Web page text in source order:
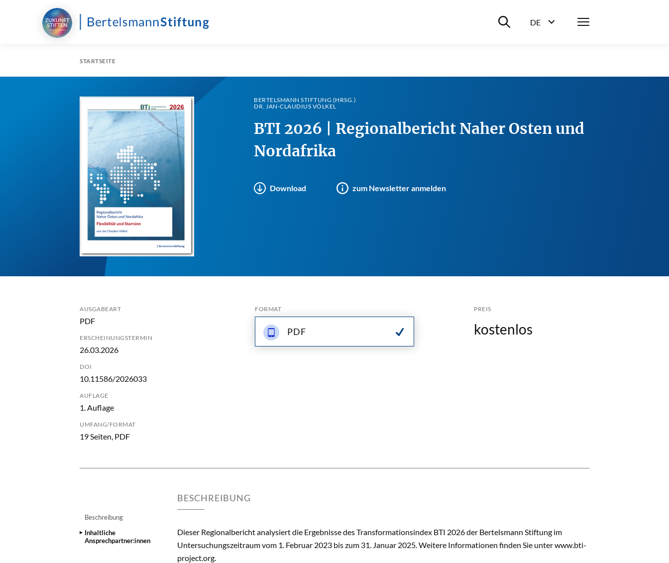
Suche ein-/ausblenden
DE
Menü
STARTSEITE
BERTELSMANN STIFTUNG (HRSG.)
DR. JAN-CLAUDIUS VÖLKEL
BTI 2026 | Regionalbericht Naher Osten und
Nordafrika
Download zum Newsletter anmelden
AUSGABEART
PDF
ERSCHEINUNGSTERMIN
26.03.2026
DOI
10.11586/2026033
AUFLAGE
1. Auflage
UMFANG/FORMAT
19 Seiten, PDF
FORMAT
PDF
PREIS
kostenlos
Beschreibung
Inhaltliche
Ansprechpartner:innen
BESCHREIBUNG
Dieser Regionalbericht analysiert die Ergebnisse des Transformationsindex BTI 2026 der Bertelsmann Stiftung im
Untersuchungszeitraum vom 1. Februar 2023 bis zum 31. Januar 2025. Weitere Informationen finden Sie unterwww.bti-
project.org.